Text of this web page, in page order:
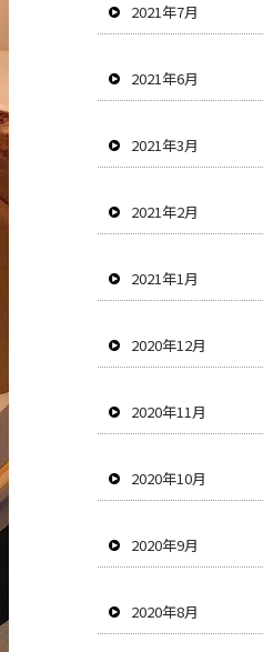
2021年7月
2021年6月
2021年3月
2021年2月
2021年1月
2020年12月
2020年11月
2020年10月
2020年9月
2020年8月